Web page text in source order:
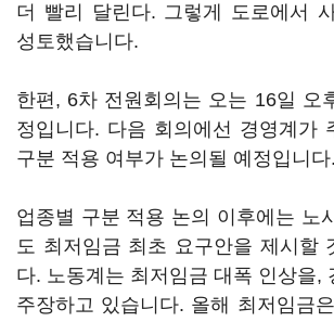
더 빨리 달린다. 그렇게 도로에서
성토했습니다.
한편, 6차 전원회의는 오는 16일 오
정입니다. 다음 회의에선 경영계가
구분 적용 여부가 논의될 예정입니다.
업종별 구분 적용 논의 이후에는 노
도 최저임금 최초 요구안을 제시할
다. 노동계는 최저임금 대폭 인상을,
주장하고 있습니다. 올해 최저임금